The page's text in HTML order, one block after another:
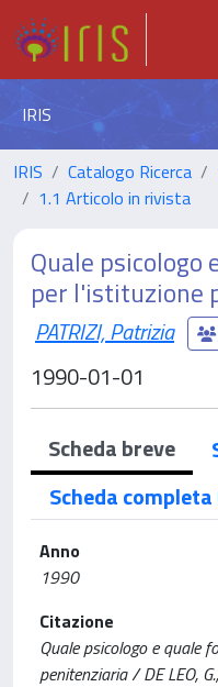
IRIS
IRIS Catalogo Ricerca
1.1 Articolo in rivista
Quale psicologo
per l'istituzione
PATRIZI, Patrizia
1990-01-01
Scheda breve
Scheda completa
Anno
1990
Citazione
Quale psicologo e quale
penitenziaria / DE LEO,